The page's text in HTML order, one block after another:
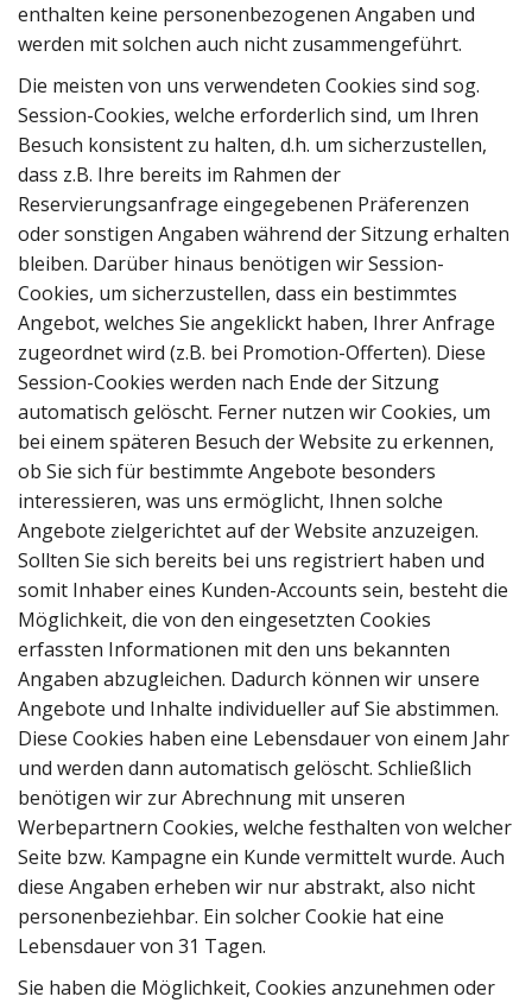
enthalten keine personenbezogenen Angaben und
werden mit solchen auch nicht zusammengeführt.
Die meisten von uns verwendeten Cookies sind sog.
Session-Cookies, welche erforderlich sind, um Ihren
Besuch konsistent zu halten, d.h. um sicherzustellen,
dass z.B. Ihre bereits im Rahmen der
Reservierungsanfrage eingegebenen Präferenzen
oder sonstigen Angaben während der Sitzung erhalten
bleiben. Darüber hinaus benötigen wir Session-
Cookies, um sicherzustellen, dass ein bestimmtes
Angebot, welches Sie angeklickt haben, Ihrer Anfrage
zugeordnet wird (z.B. bei Promotion-Offerten). Diese
Session-Cookies werden nach Ende der Sitzung
automatisch gelöscht. Ferner nutzen wir Cookies, um
bei einem späteren Besuch der Website zu erkennen,
ob Sie sich für bestimmte Angebote besonders
interessieren, was uns ermöglicht, Ihnen solche
Angebote zielgerichtet auf der Website anzuzeigen.
Sollten Sie sich bereits bei uns registriert haben und
somit Inhaber eines Kunden-Accounts sein, besteht die
Möglichkeit, die von den eingesetzten Cookies
erfassten Informationen mit den uns bekannten
Angaben abzugleichen. Dadurch können wir unsere
Angebote und Inhalte individueller auf Sie abstimmen.
Diese Cookies haben eine Lebensdauer von einem Jahr
und werden dann automatisch gelöscht. Schließlich
benötigen wir zur Abrechnung mit unseren
Werbepartnern Cookies, welche festhalten von welcher
Seite bzw. Kampagne ein Kunde vermittelt wurde. Auch
diese Angaben erheben wir nur abstrakt, also nicht
personenbeziehbar. Ein solcher Cookie hat eine
Lebensdauer von 31 Tagen.
Sie haben die Möglichkeit, Cookies anzunehmen oder